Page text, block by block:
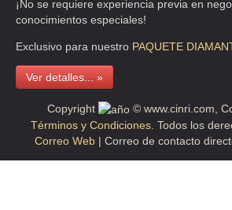
¡No se requiere experiencia previa en
conocimientos especiales!
Exclusivo para nuestro PAQUETE
Ver detalles... »
Copyright
© www.cinri.com,
Términos y Condiciones. Todos los
Correo Web | Correo de contacto